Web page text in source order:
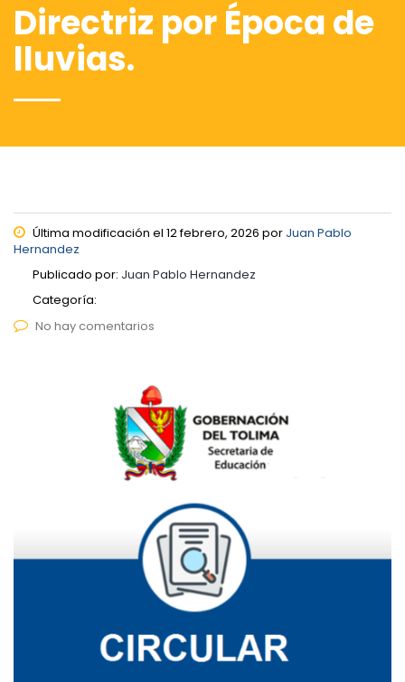
Directriz por Época de
lluvias.
Última modificación el 12 febrero, 2026 por Juan Pablo
Hernandez
Publicado por: Juan Pablo Hernandez
Categoría:
No hay comentarios